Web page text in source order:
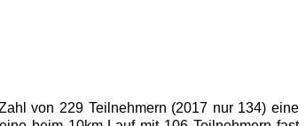
von 229 Teilnehmern (2017 nur 134) eine